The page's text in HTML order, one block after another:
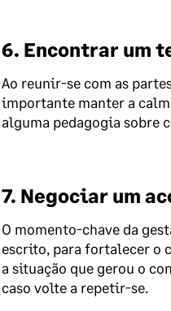
6. Encontrar um
Ao reunir-se com as
importante manter a
alguma pedagogia sobre
7. Negociar um
O momento-chave da
escrito, para fortalecer o
a situação que gerou o
caso volte a repetir-se.